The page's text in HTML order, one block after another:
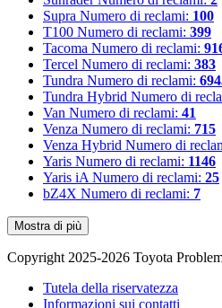
Supra Numero di reclami: 100
T100 Numero di reclami: 399
Tacoma Numero di reclami:
Tercel Numero di reclami: 383
Tundra Numero di reclami:
Tundra Hybrid Numero di
Van Numero di reclami: 41
Venza Numero di reclami: 715
Venza Hybrid Numero di
Yaris Numero di reclami: 1146
Yaris iA Numero di reclami: 25
bZ4X Numero di reclami: 7
Mostra di più
Copyright 2025-2026 Toyota
Tutela della riservatezza
Informazioni sui contatti